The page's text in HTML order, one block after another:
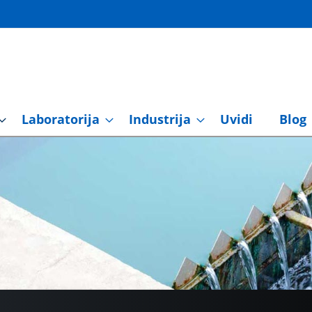
Laboratorija Industrija Uvidi Blog